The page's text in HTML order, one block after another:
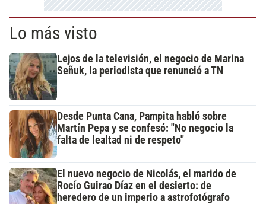
Lo más visto
Lejos de la televisión, el negocio de Marina
Señuk, la periodista que renunció a TN
Desde Punta Cana, Pampita habló sobre
Martín Pepa y se confesó: "No negocio la
falta de lealtad ni de respeto"
El nuevo negocio de Nicolás, el marido de
Rocío Guirao Díaz en el desierto: de
heredero de un imperio a astrofotógrafo